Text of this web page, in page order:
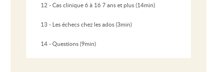
12 - Cas clinique 6 à 16 7 ans et plus (14min)
13 - Les échecs chez les ados (3min)
14 - Questions (9min)